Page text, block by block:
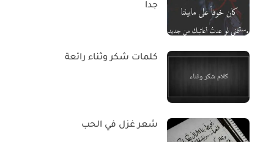
جداً
كلمات شكر وثناء رائعة
شعر غزل في الحب